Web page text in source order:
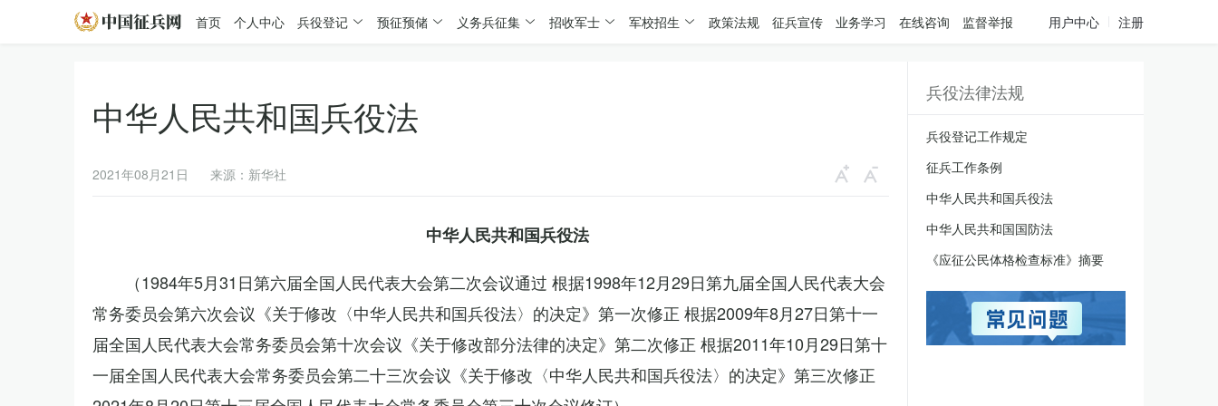
首页 个人中心 兵役登记 预征预储 义务兵征集 招收军士 军校招生 政策法规 征兵宣传 业务学习 在线咨询 监督举报 用户中心 注册
中华人民共和国兵役法
2021年08月21日 来源：新华社
中华人民共和国兵役法
（1984年5月31日第六届全国人民代表大会第二次会议通过 根据1998年12月29日第九届全国人民代表大会
常务委员会第六次会议《关于修改〈中华人民共和国兵役法〉的决定》第一次修正 根据2009年8月27日第十一
届全国人民代表大会常务委员会第十次会议《关于修改部分法律的决定》第二次修正 根据2011年10月29日第十
一届全国人民代表大会常务委员会第二十三次会议《关于修改〈中华人民共和国兵役法〉的决定》第三次修正
兵役法律法规
兵役登记工作规定
征兵工作条例
中华人民共和国兵役法
中华人民共和国国防法
《应征公民体格检查标准》摘要